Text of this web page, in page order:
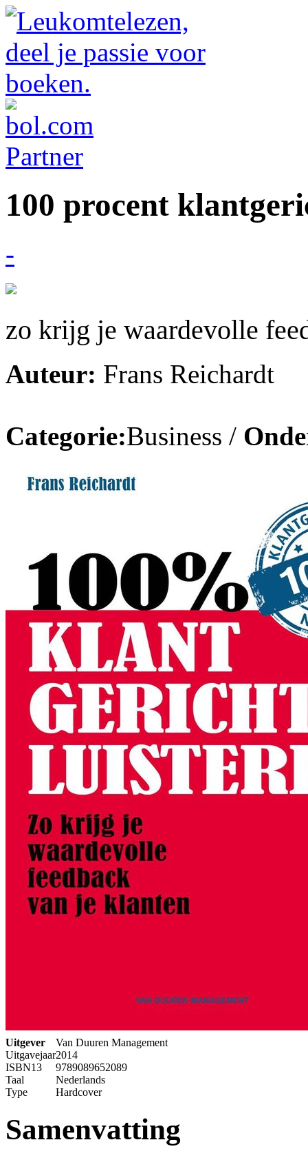
100 procent
-
zo krijg je waardevolle
Auteur: Frans Reichardt
Categorie:Business /
Uitgever
Van Duuren Management
Uitgavejaar2014
ISBN13
9789089652089
Taal
Nederlands
Type
Hardcover
Samenvatting